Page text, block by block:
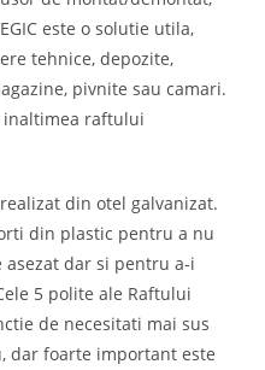
este o solutie utila,
tehnice, depozite,
pivnite sau camari.
inaltimea raftului
realizat din otel galvanizat.
din plastic pentru a nu
asezat dar si pentru a-i
5 polite ale Raftului
de necesitati mai sus
dar foarte important este